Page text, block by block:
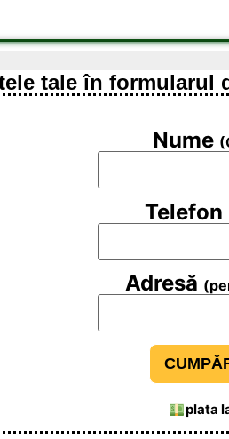
tale în formularul
Nume
Telefon
Adresă
plata